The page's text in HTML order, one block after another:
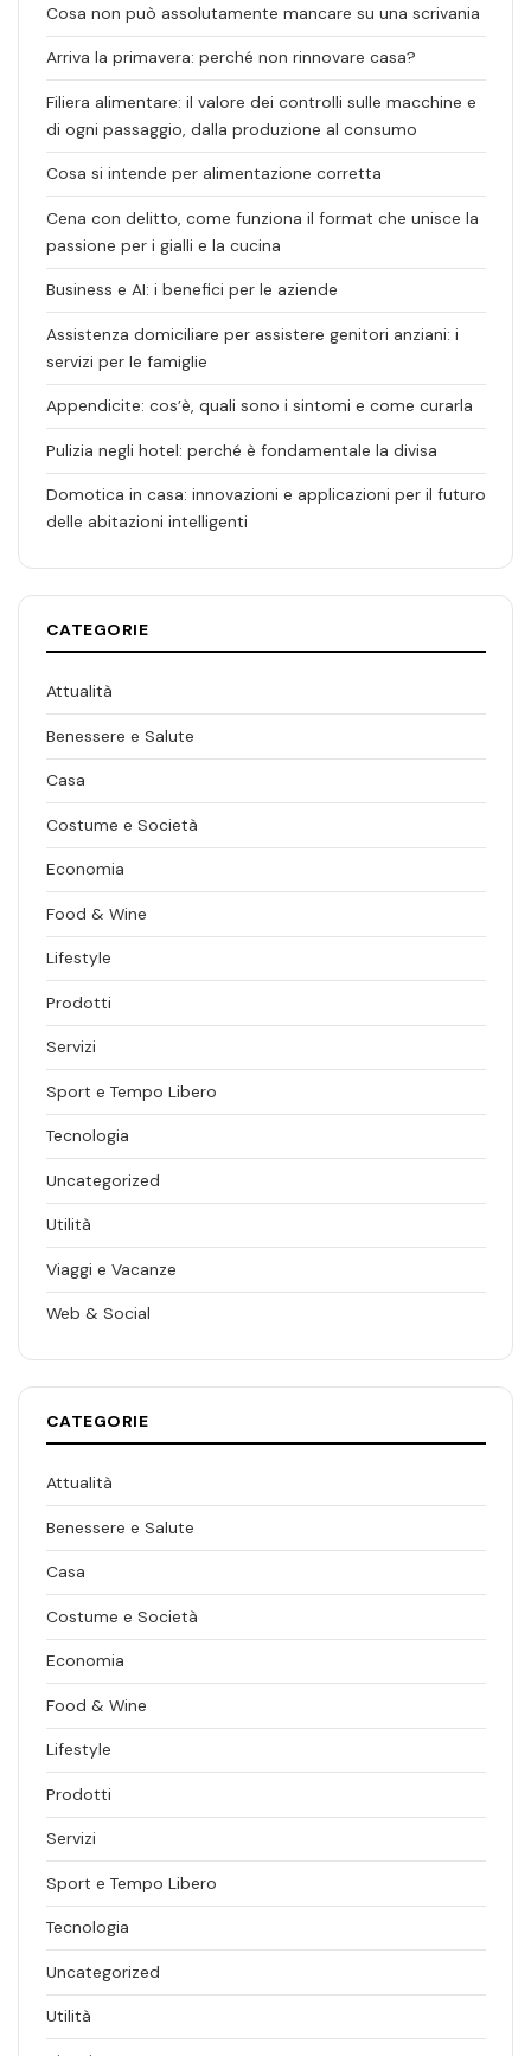
Cosa non può assolutamente mancare su una scrivania
Arriva la primavera: perché non rinnovare casa?
Filiera alimentare: il valore dei controlli sulle macchine e
di ogni passaggio, dalla produzione al consumo
Cosa si intende per alimentazione corretta
Cena con delitto, come funziona il format che unisce la
passione per i gialli e la cucina
Business e AI: i benefici per le aziende
Assistenza domiciliare per assistere genitori anziani: i
servizi per le famiglie
Appendicite: cos’è, quali sono i sintomi e come curarla
Pulizia negli hotel: perché è fondamentale la divisa
Domotica in casa: innovazioni e applicazioni per il futuro
delle abitazioni intelligenti
CATEGORIE
Attualità
Benessere e Salute
Casa
Costume e Società
Economia
Food & Wine
Lifestyle
Prodotti
Servizi
Sport e Tempo Libero
Tecnologia
Uncategorized
Utilità
Viaggi e Vacanze
Web & Social
CATEGORIE
Attualità
Benessere e Salute
Casa
Costume e Società
Economia
Food & Wine
Lifestyle
Prodotti
Servizi
Sport e Tempo Libero
Tecnologia
Uncategorized
Utilità